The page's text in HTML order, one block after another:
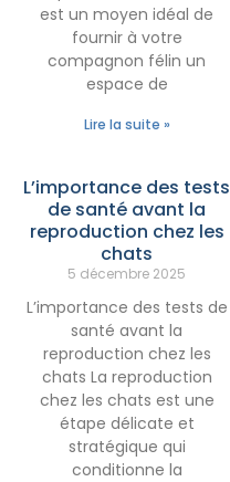
est un moyen idéal de
fournir à votre
compagnon félin un
espace de
Lire la suite »
L’importance des tests
de santé avant la
reproduction chez les
chats
5 décembre 2025
L’importance des tests de
santé avant la
reproduction chez les
chats La reproduction
chez les chats est une
étape délicate et
stratégique qui
conditionne la